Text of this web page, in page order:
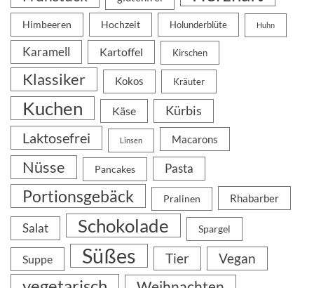
Himbeeren Hochzeit Holunderblüte Huhn
Karamell Kartoffel Kirschen
Klassiker Kokos Kräuter
Kuchen Käse Kürbis
Laktosefrei Linsen Macarons
Nüsse Pancakes Pasta
Portionsgebäck Pralinen Rhabarber
Salat Schokolade Spargel
Suppe Süßes Tier Vegan